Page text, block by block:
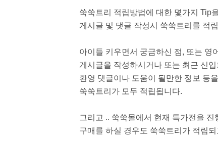
쑥쑥트리 적립방법에 대한 몇가지 Tip
게시글 및 댓글 작성시 쑥쑥트리를 적
아이들 키우면서 궁금하신 점, 또는 영
게시글을 작성하시거나 또는 최근 신
환영 댓글이나 도움이 될만한 정보 등
쑥쑥트리가 모두 적립됩니다.
그리고 .. 쑥쑥몰에서 현재 특가전을
구매를 하실 경우도 쑥쑥트리가 적립